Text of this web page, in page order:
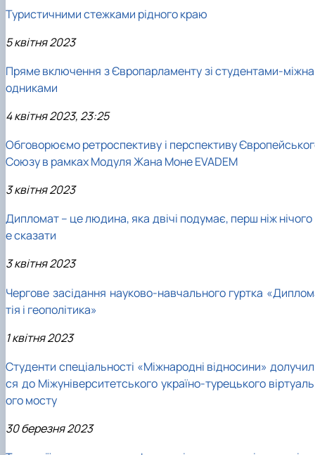
Туристичними стежками рідного краю
5 квітня 2023
Пряме включення з Європарламенту зі студентами-
одниками
4 квітня 2023, 23:25
Обговорюємо ретроспективу і перспективу
Союзу в рамках Модуля Жана Моне EVADEM
3 квітня 2023
Дипломат – це людина, яка двічі подумає, перш ніж нічого
е сказати
3 квітня 2023
Чергове засідання науково-навчального гуртка
тія і геополітика»
1 квітня 2023
Студенти спеціальності «Міжнародні відносини»
ся до Міжуніверситетського україно-турецького
ого мосту
30 березня 2023